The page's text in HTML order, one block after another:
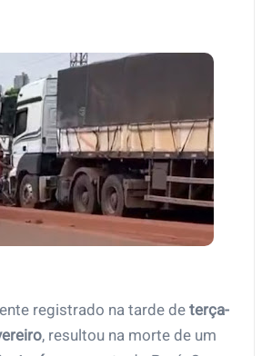
registrado na tarde deterça-
, resultou na morte de um